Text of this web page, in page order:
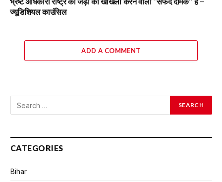
ज्यूडिशियल काउंसिल
ADD A COMMENT
CATEGORIES
Bihar